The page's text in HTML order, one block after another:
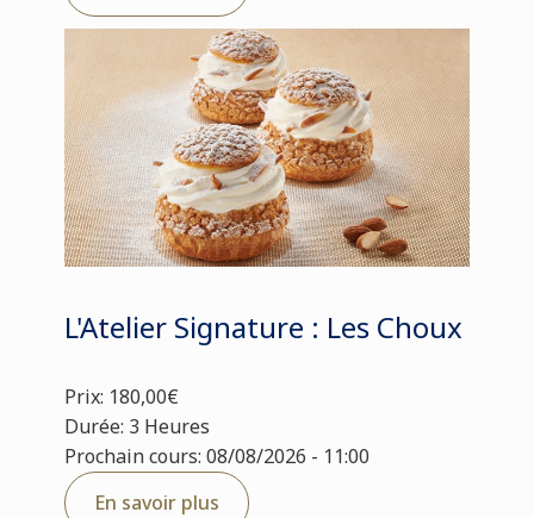
L'Atelier Signature : Les Choux
Prix: 180,00€
Durée: 3 Heures
Prochain cours: 08/08/2026 - 11:00
En savoir plus